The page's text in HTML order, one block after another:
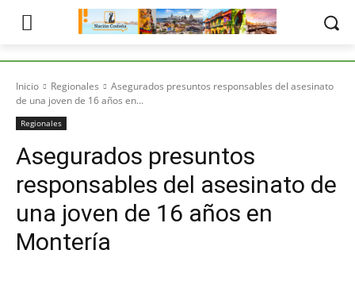
Inicio Regionales
Asegurados presuntos responsables del asesinato
de una joven de 16 años en...
Regionales
Asegurados presuntos
responsables del asesinato de
una joven de 16 años en
Montería